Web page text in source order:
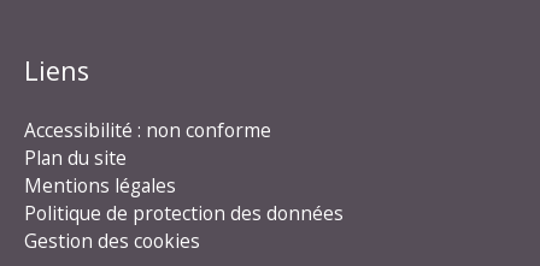
Liens
Accessibilité : non conforme
Plan du site
Mentions légales
Politique de protection des données
Gestion des cookies